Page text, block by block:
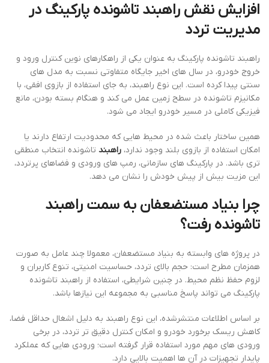
افزایش نقش راهبند تاشونده پارکینگ در
مدیریت تردد
راهبند تاشونده پارکینگ به عنوان یکی از راهکارهای نوین کنترل ورود و
خروج خودرو، در سال های اخیر جایگاه متفاوتی نسبت به مدل های
سنتی پیدا کرده است. این نوع راهبند، به جای استفاده از بازوی افقی، با
مکانیزم تاشونده در سطح زمین عمل می کند و هنگام بسته بودن، مانع
فیزیکی کاملی در مسیر خودرو ایجاد می شود.
همین ساختار باعث شده در محیط هایی که محدودیت ارتفاع دارند یا
امکان استفاده از بازوی بلند وجود ندارد، راهبند تاشونده انتخاب منطقی
تری باشد. در پارکینگ های سازمانی، رمپ های ورودی و فضاهای پرتردد،
این مزیت بیش از پیش خودش را نشان می دهد.
چرا بنیاد مستضعفان به سمت راهبند
تاشونده رفت؟
در پروژه های وابسته به بنیاد مستضعفان، معمولا چند عامل به صورت
همزمان مطرح است: حجم بالای تردد، حساسیت امنیتی، تنوع کاربران و
لزوم حفظ نظم محیط. در چنین شرایطی، استفاده از راهبند تاشونده
پارکینگ می تواند پاسخ مناسبی به مجموعه این نیازها باشد.
بر اساس اطلاعات منتشرشده، این نوع راهبند به دلیل اشغال حداقل فضا،
کاهش ریسک برخورد خودرو و امکان کنترل دقیق تر تردد، در برخی
ورودی های مهم مورد استفاده قرار گرفته است؛ ورودی هایی که عملکرد
پایدار تجهیزات در آن ها اهمیت بالایی دارد.